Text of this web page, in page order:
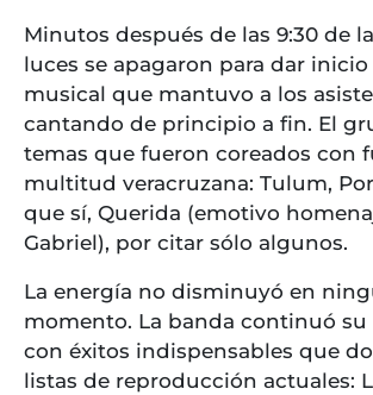
Minutos después de las 9:30 de
luces se apagaron para dar
musical que mantuvo a los
cantando de principio a fin. El
temas que fueron coreados con
multitud veracruzana: Tulum,
que sí, Querida (emotivo
Gabriel), por citar sólo algunos.
La energía no disminuyó en
momento. La banda continuó su
con éxitos indispensables que
listas de reproducción actuales: